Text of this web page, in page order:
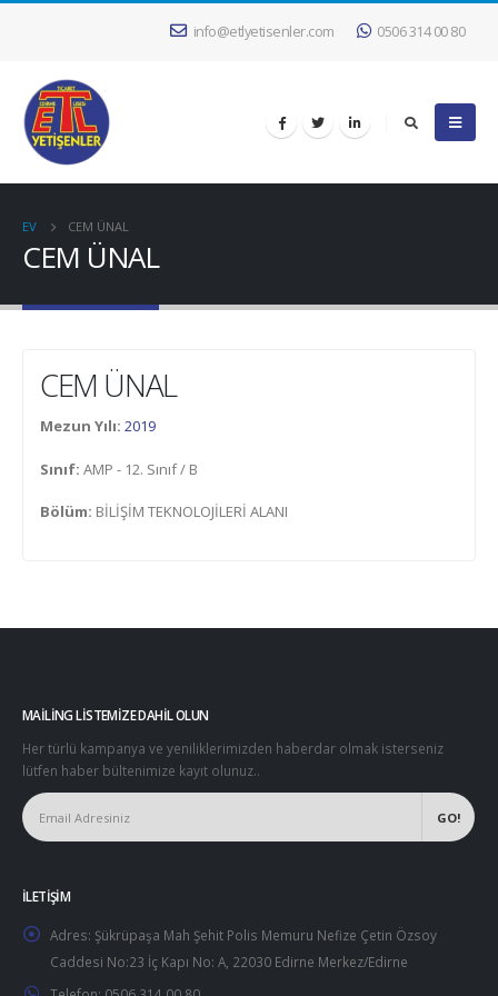
info@etlyetisenler.com 0506 314 00 80
EV CEM ÜNAL
CEM ÜNAL
CEM ÜNAL
Mezun Yılı: 2019
Sınıf: AMP - 12. Sınıf / B
Bölüm: BİLİŞİM TEKNOLOJİLERİ ALANI
MAILING LISTEMIZE DAHIL OLUN
Her türlü kampanya ve yeniliklerimizden haberdar olmak isterseniz
lütfen haber bültenimize kayıt olunuz..
İLETIŞIM
Adres: Şükrüpaşa Mah Şehit Polis Memuru Nefize Çetin Özsoy
Caddesi No:23 İç Kapı No: A, 22030 Edirne Merkez/Edirne